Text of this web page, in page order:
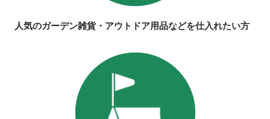
人気のガーデン雑貨・アウトドア用品などを仕入れたい方